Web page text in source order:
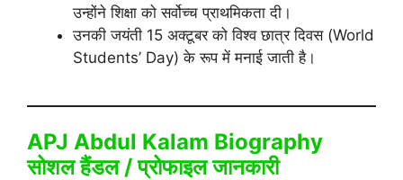
उन्होंने शिक्षा को सर्वोच्च प्राथमिकता दी।
उनकी जयंती 15 अक्टूबर को विश्व छात्र दिवस (World
Students’ Day) के रूप में मनाई जाती है।
APJ Abdul Kalam Biography
सोशल हैंडल / प्रोफाइल जानकारी